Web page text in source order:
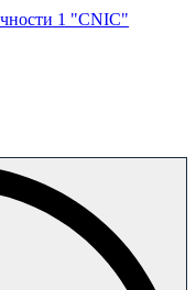
1 "CNIC"